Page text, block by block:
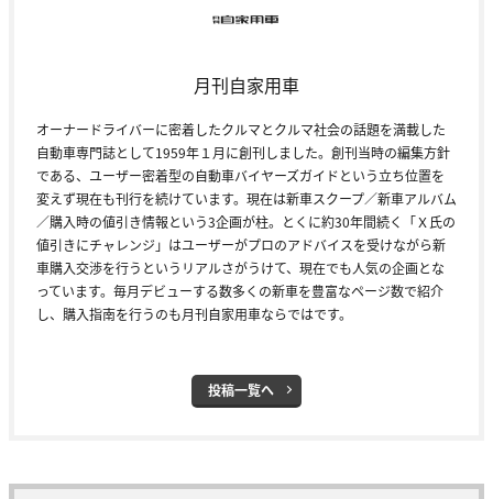
月刊自家用車
オーナードライバーに密着したクルマとクルマ社会の話題を満載した
自動車専門誌として1959年１月に創刊しました。創刊当時の編集方針
である、ユーザー密着型の自動車バイヤーズガイドという立ち位置を
変えず現在も刊行を続けています。現在は新車スクープ／新車アルバム
／購入時の値引き情報という3企画が柱。とくに約30年間続く「Ｘ氏の
値引きにチャレンジ」はユーザーがプロのアドバイスを受けながら新
車購入交渉を行うというリアルさがうけて、現在でも人気の企画とな
っています。毎月デビューする数多くの新車を豊富なページ数で紹介
し、購入指南を行うのも月刊自家用車ならではです。
投稿一覧へ